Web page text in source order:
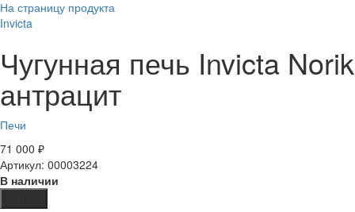
На страницу продукта
Invicta
Чугунная печь Invicta Norik
антрацит
Печи
71 000 ₽
Артикул: 00003224
В наличии